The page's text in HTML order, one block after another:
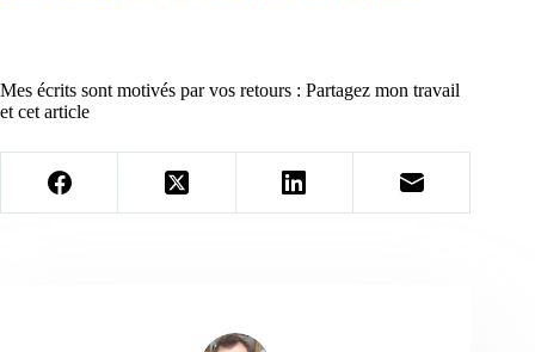
Mes écrits sont motivés par vos retours : Partagez mon travail
et cet article